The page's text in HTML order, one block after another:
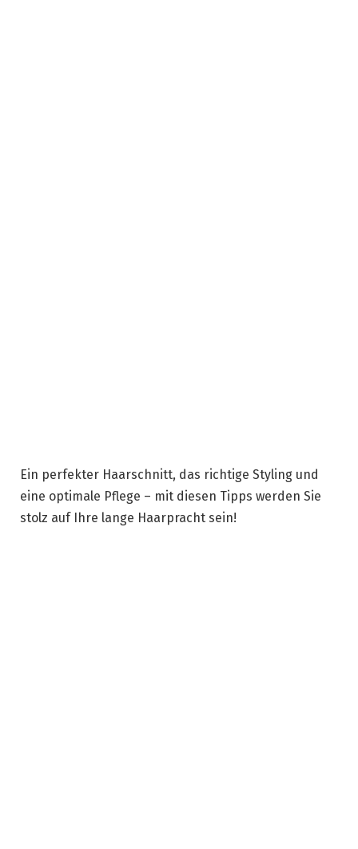
Ein perfekter Haarschnitt, das richtige Styling und
eine optimale Pflege – mit diesen Tipps werden Sie
stolz auf Ihre lange Haarpracht sein!